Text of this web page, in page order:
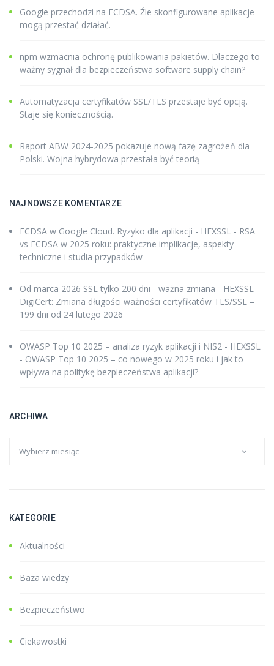
Google przechodzi na ECDSA. Źle skonfigurowane aplikacje
mogą przestać działać.
npm wzmacnia ochronę publikowania pakietów. Dlaczego to
ważny sygnał dla bezpieczeństwa software supply chain?
Automatyzacja certyfikatów SSL/TLS przestaje być opcją.
Staje się koniecznością.
Raport ABW 2024-2025 pokazuje nową fazę zagrożeń dla
Polski. Wojna hybrydowa przestała być teorią
NAJNOWSZE KOMENTARZE
ECDSA w Google Cloud. Ryzyko dla aplikacji - HEXSSL - RSA
vs ECDSA w 2025 roku: praktyczne implikacje, aspekty
techniczne i studia przypadków
Od marca 2026 SSL tylko 200 dni - ważna zmiana - HEXSSL -
DigiCert: Zmiana długości ważności certyfikatów TLS/SSL –
199 dni od 24 lutego 2026
OWASP Top 10 2025 – analiza ryzyk aplikacji i NIS2 - HEXSSL
- OWASP Top 10 2025 – co nowego w 2025 roku i jak to
wpływa na politykę bezpieczeństwa aplikacji?
ARCHIWA
KATEGORIE
Aktualności
Baza wiedzy
Bezpieczeństwo
Ciekawostki